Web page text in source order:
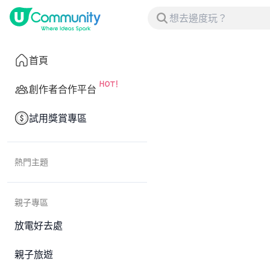
首頁
創作者合作平台
試用獎賞專區
熱門主題
親子專區
放電好去處
親子旅遊